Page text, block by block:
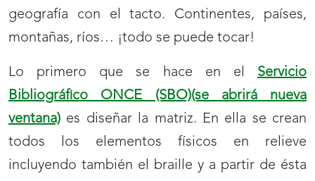
geografía con el tacto. Continentes, países,
montañas, ríos… ¡todo se puede tocar!
Lo primero que se hace en el Servicio
Bibliográfico ONCE (SBO)(se abrirá nueva
ventana) es diseñar la matriz. En ella se crean
todos los elementos físicos en relieve
incluyendo también el braille y a partir de ésta